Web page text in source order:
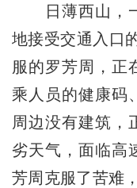
日薄西山，一
地接受交通入口
服的罗芳周，正
乘人员的健康码
周边没有建筑，
劣天气，面临高
芳周克服了苦难